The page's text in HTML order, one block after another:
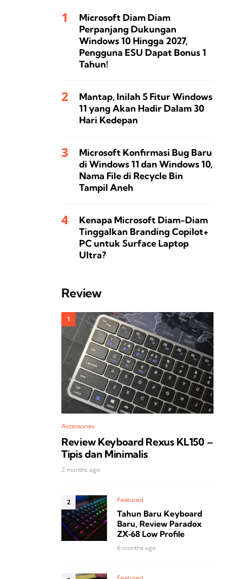
Microsoft Diam Diam
Perpanjang Dukungan
Windows 10 Hingga 2027,
Pengguna ESU Dapat Bonus 1
Tahun!
Mantap, Inilah 5 Fitur Windows
11 yang Akan Hadir Dalam 30
Hari Kedepan
Microsoft Konfirmasi Bug Baru
di Windows 11 dan Windows 10,
Nama File di Recycle Bin
Tampil Aneh
Kenapa Microsoft Diam-Diam
Tinggalkan Branding Copilot+
PC untuk Surface Laptop
Ultra?
Review
Accessories
Review Keyboard Rexus KL150 –
Tipis dan Minimalis
2 months ago
Featured
Tahun Baru Keyboard
Baru, Review Paradox
ZX‑68 Low Profile
6 months ago